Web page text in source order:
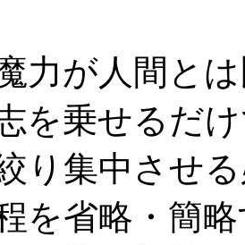
力が人間と
を乗せるだ
り集中させ
を省略・簡